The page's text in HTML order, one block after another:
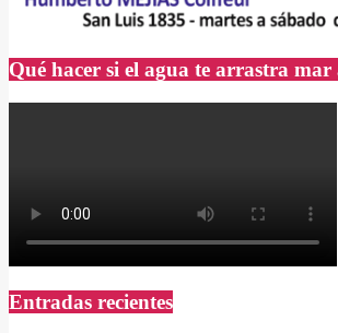
Qué hacer si el agua te arrastra mar
Entradas recientes